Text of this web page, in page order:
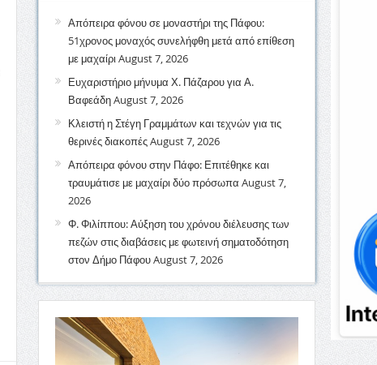
Απόπειρα φόνου σε μοναστήρι της Πάφου:
51χρονος μοναχός συνελήφθη μετά από επίθεση
με μαχαίριAugust 7, 2026
Ευχαριστήριο μήνυμα Χ. Πάζαρου για Α.
ΒαφεάδηAugust 7, 2026
Κλειστή η Στέγη Γραμμάτων και τεχνών για τις
θερινές διακοπέςAugust 7, 2026
Απόπειρα φόνου στην Πάφο: Επιτέθηκε και
τραυμάτισε με μαχαίρι δύο πρόσωπα August 7,
2026
Φ. Φιλίππου: Αύξηση του χρόνου διέλευσης των
πεζών στις διαβάσεις με φωτεινή σηματοδότηση
στον Δήμο ΠάφουAugust 7, 2026